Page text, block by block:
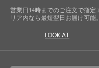
営業日14時までのご注文で指定
リア内なら最短翌日お届け可能。
LOOK AT